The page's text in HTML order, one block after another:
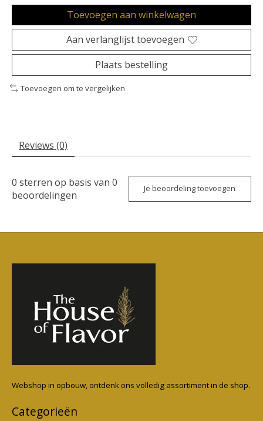
Toevoegen aan winkelwagen
Aan verlanglijst toevoegen
Plaats bestelling
Toevoegen om te vergelijken
Reviews (0)
0 sterren op basis van 0
beoordelingen
Je beoordeling toevoegen
Webshop in opbouw, ontdenk ons volledig assortiment in de shop.
Categorieën